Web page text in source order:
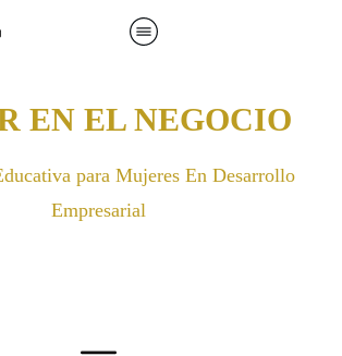
EN EL NEGOCIO
para Mujeres En Desarrollo
Empresarial